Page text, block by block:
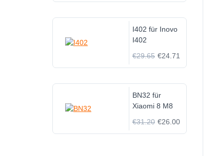
I402 für Inovo
I402
€29.65 €24.71
BN32 für
Xiaomi 8 M8
€31.20 €26.00